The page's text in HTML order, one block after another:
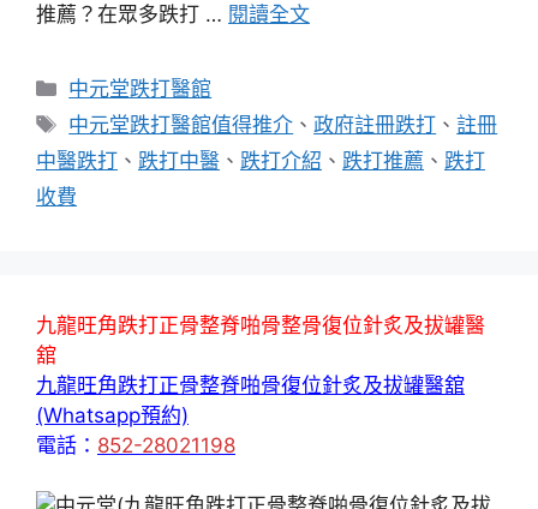
推薦？在眾多跌打 … 閱讀全文
分
類
中元堂跌打醫館
標
籤
中元堂跌打醫館值得推介 、政府註冊跌打 、註冊
中醫跌打 、 跌打中醫 、 跌打介紹 、 跌打推薦 、 跌打
收費
九龍旺角跌打正骨整脊啪骨整骨復位針炙及拔罐醫
舘
九龍旺角跌打正骨整脊啪骨復位針炙及拔罐醫舘
(Whatsapp預約)
電話： 852-28021198